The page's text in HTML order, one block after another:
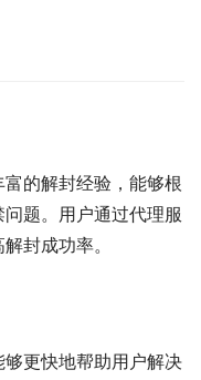
的解封经验，能够根
题。用户通过代理服
封成功率。
更快地帮助用户解决